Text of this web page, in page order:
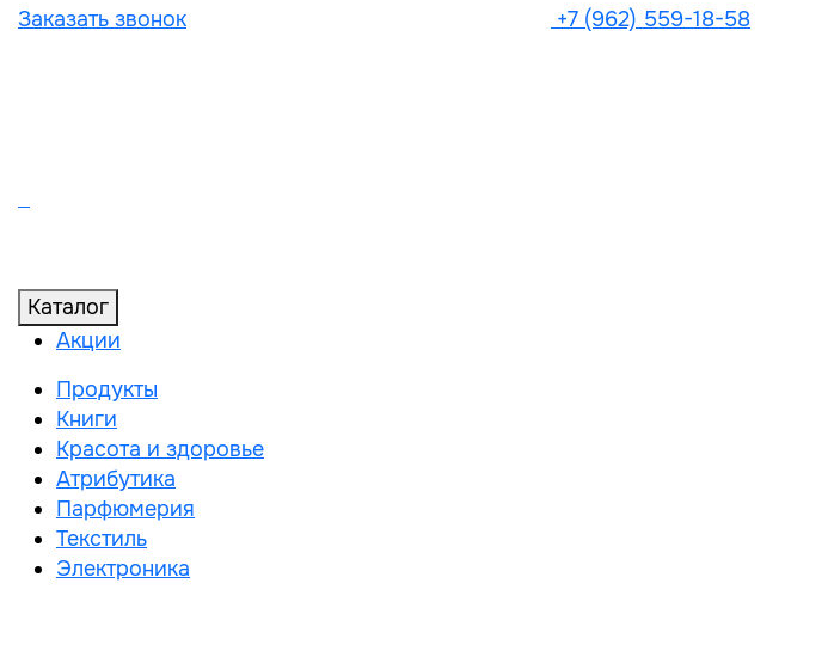
Заказать звонок +7 (962) 559-18-58
Каталог
Акции
Продукты
Книги
Красота и здоровье
Атрибутика
Парфюмерия
Текстиль
Электроника